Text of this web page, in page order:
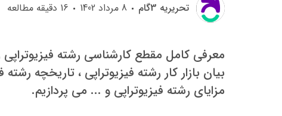
تحريريه 3گام 8 مرداد 1402 16 دقیقه مطالعه
معرفی کامل مقطع کارشناسی رشته
بیان بازار کار رشته فیزیوتراپی ، تاریخچه
مزایای رشته فیزیوتراپی و ... می پردازیم.